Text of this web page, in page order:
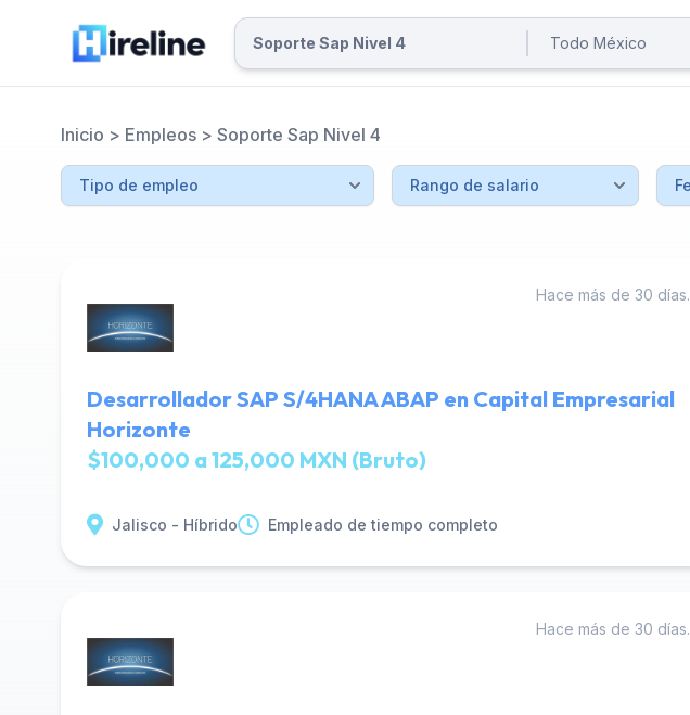
Inicio > Empleos > Soporte Sap Nivel 4
Hace más de 30 días.
Desarrollador SAP S/4HANA ABAP en Capital Empresarial
Horizonte
$100,000 a 125,000 MXN (Bruto)
Jalisco - Híbrido Empleado de tiempo completo
Hace más de 30 días.